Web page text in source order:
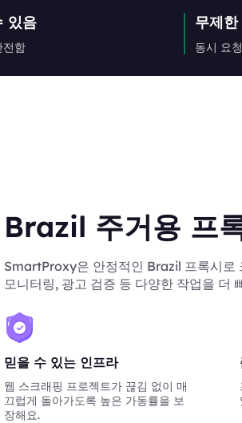
있음
전함
무제한
동시 요청
Brazil 주거용 프
SmartProxy은 안정적인 Brazil 프록시로
모니터링, 광고 검증 등 다양한 작업을 더
믿을 수 있는 인프라
웹 스크래핑 프로젝트가 끊김 없이 매
끄럽게 돌아가도록 높은 가동률을 보
장해요.